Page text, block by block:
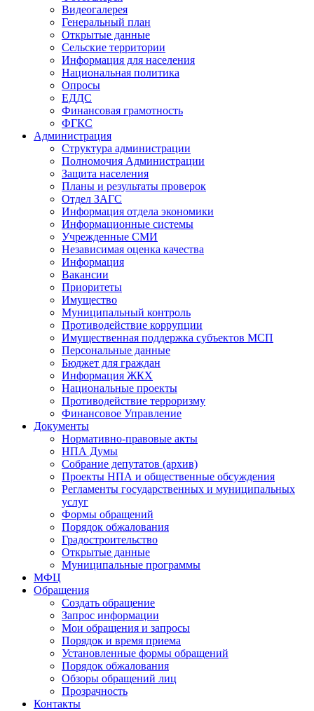
Видеогалерея
Генеральный план
Открытые данные
Сельские территории
Информация для населения
Национальная политика
Опросы
ЕДДС
Финансовая грамотность
ФГКС
Администрация
Структура администрации
Полномочия Администрации
Защита населения
Планы и результаты проверок
Отдел ЗАГС
Информация отдела экономики
Информационные системы
Учрежденные СМИ
Независимая оценка качества
Информация
Вакансии
Приоритеты
Имущество
Муниципальный контроль
Противодействие коррупции
Имущественная поддержка субъектов МСП
Персональные данные
Бюджет для граждан
Информация ЖКХ
Национальные проекты
Противодействие терроризму
Финансовое Управление
Документы
Нормативно-правовые акты
НПА Думы
Собрание депутатов (архив)
Проекты НПА и общественные обсуждения
Регламенты государственных и муниципальных
услуг
Формы обращений
Порядок обжалования
Градостроительство
Открытые данные
Муниципальные программы
МФЦ
Обращения
Создать обращение
Запрос информации
Мои обращения и запросы
Порядок и время приема
Установленные формы обращений
Порядок обжалования
Обзоры обращений лиц
Прозрачность
Контакты